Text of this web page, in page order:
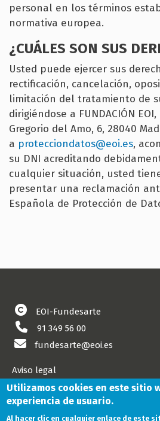
personal en los términos
normativa europea.
¿CUÁLES SON SUS
Usted puede ejercer sus
rectificación, cancelación,
limitación del tratamiento de
dirigiéndose a FUNDACIÓN EOI,
Gregorio del Amo, 6, 28040
a protecciondatos@eoi.es,
su DNI acreditando
cualquier situación, usted
presentar una reclamación
Española de Protección de
EOI-Fundesarte
91 349 56 00
fundesarte@eoi.es
Aviso legal
Cookies
Política de privacidad
Utilizamos cookies en este sitio
experiencia de usuario.
Al hacer clic en cualquier enlace de este